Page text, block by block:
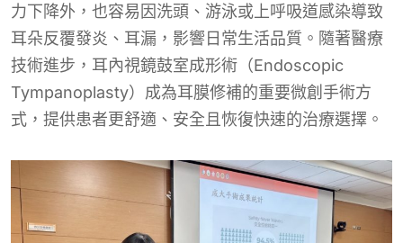
力下降外，也容易因洗頭、游泳或上呼吸道感染導致
耳朵反覆發炎、耳漏，影響日常生活品質。隨著醫療
技術進步，耳內視鏡鼓室成形術（Endoscopic
Tympanoplasty）成為耳膜修補的重要微創手術方
式，提供患者更舒適、安全且恢復快速的治療選擇。